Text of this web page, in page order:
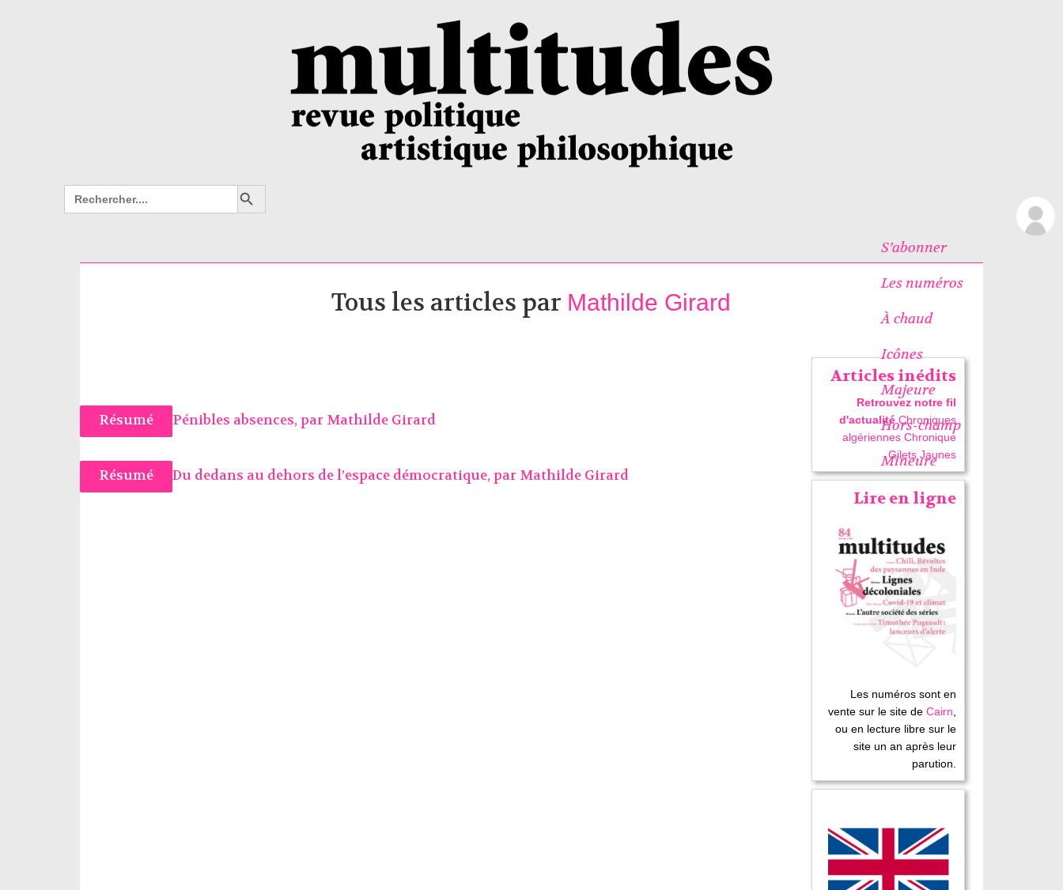
Search
for:
Search Button
S’abonner
Les numéros
À chaud
Icônes
Majeure
Hors-champ
Mineure
Tous les articles par Mathilde Girard
Résumé Pénibles absences, par Mathilde Girard
Résumé Du dedans au dehors de l’espace démocratique, par Mathilde Girard
Articles inédits
Retrouvez notre fil
d'actualité Chroniques
algériennes Chronique
Gilets Jaunes
Lire en ligne
Les numéros sont en
vente sur le site deCairn,
ou en lecture libre sur le
site un an après leur
parution.